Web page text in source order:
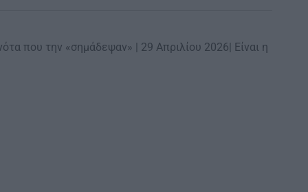
που την «σημάδεψαν» | 29 Απριλίου 2026| Είναι η